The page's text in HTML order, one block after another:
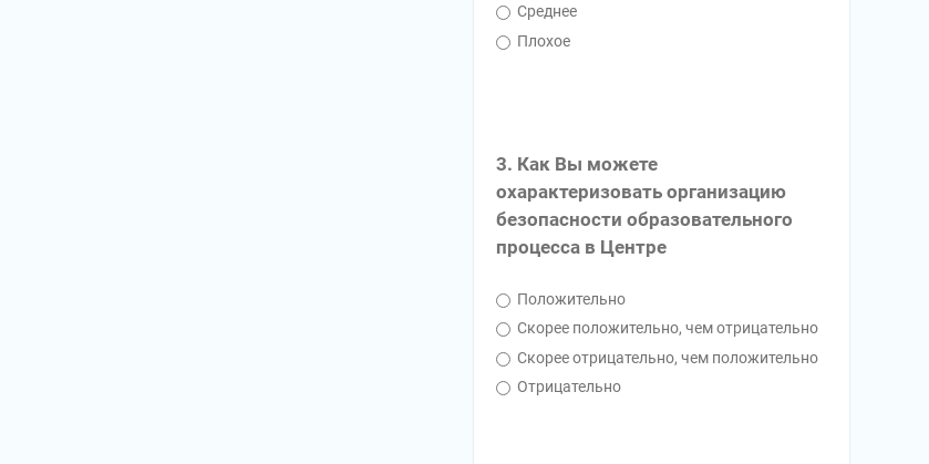
Среднее
Плохое
3. Как Вы можете
охарактеризовать организацию
безопасности образовательного
процесса в Центре
Положительно
Скорее положительно, чем отрицательно
Скорее отрицательно, чем положительно
Отрицательно